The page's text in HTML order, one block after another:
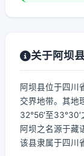
关于阿坝
阿坝县位于四川
交界地带。其地
32°56′至33°30′
阿坝之名源于藏
该县隶属于四川